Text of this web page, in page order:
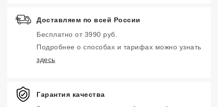
Доставляем по всей России
Бесплатно от 3990 руб.
Подробнее о способах и тарифах можно узнать
здесь
Гарантия качества